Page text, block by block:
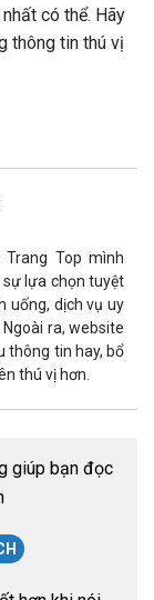
có thể. Hãy
thông tin thú vị
Top mình
lựa chọn tuyệt
uống, dịch vụ uy
ra, website
thông tin hay, bổ
thú vị hơn.
giúp bạn đọc